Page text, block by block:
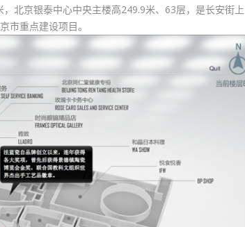
北京银泰中心中央主楼高249.9米、63层，是长安街上
市重点建设项目。